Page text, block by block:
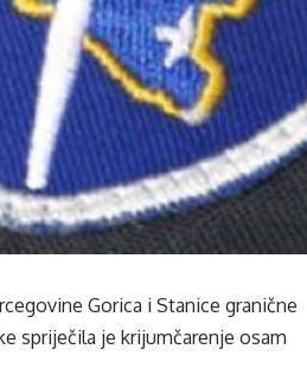
Gorica i Stanice granične
spriječila je krijumčarenje osam